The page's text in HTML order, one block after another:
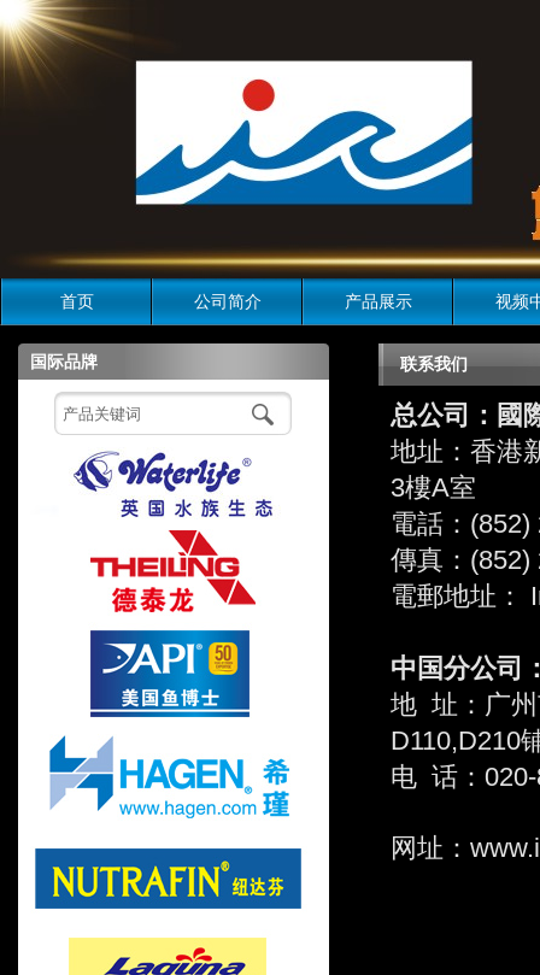
首页 公司简介 产品展示 视频
国际品牌 联系我们
总公司：國
地址：香港
3樓A室
電話：(852)
傳真：(852)
電郵地址：
中国分公司
地 址：广
D110,D210
电 话：
网址：